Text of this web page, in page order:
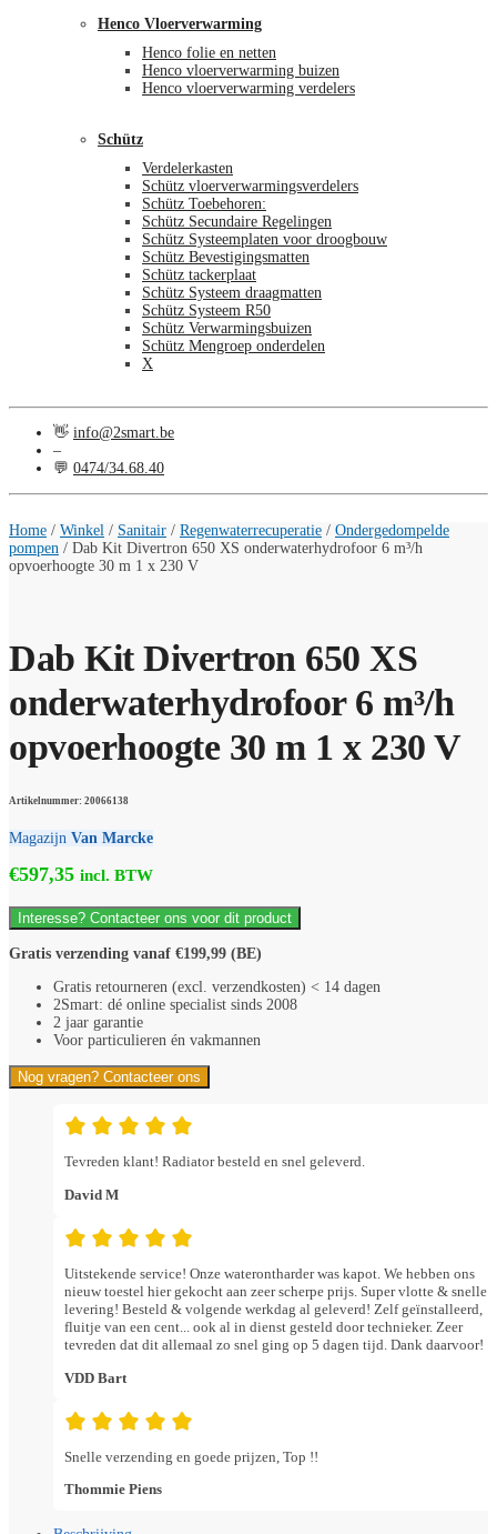
Henco Vloerverwarming
Henco folie en netten
Henco vloerverwarming buizen
Henco vloerverwarming verdelers
Schütz
Verdelerkasten
Schütz vloerverwarmingsverdelers
Schütz Toebehoren:
Schütz Secundaire Regelingen
Schütz Systeemplaten voor droogbouw
Schütz Bevestigingsmatten
Schütz tackerplaat
Schütz Systeem draagmatten
Schütz Systeem R50
Schütz Verwarmingsbuizen
Schütz Mengroep onderdelen
X
👋 info@2smart.be
–
💬 0474/34.68.40
Home / Winkel / Sanitair / Regenwaterrecuperatie / Ondergedompelde
pompen / Dab Kit Divertron 650 XS onderwaterhydrofoor 6 m³/h
opvoerhoogte 30 m 1 x 230 V
Dab Kit Divertron 650 XS
onderwaterhydrofoor 6 m³/h
opvoerhoogte 30 m 1 x 230 V
Artikelnummer: 20066138
Magazijn Van Marcke
€597,35 incl. BTW
Interesse? Contacteer ons voor dit product
Gratis verzending vanaf €199,99 (BE)
Gratis retourneren (excl. verzendkosten) < 14 dagen
2Smart: dé online specialist sinds 2008
2 jaar garantie
Voor particulieren én vakmannen
Nog vragen? Contacteer ons
Tevreden klant! Radiator besteld en snel geleverd.
David M
Uitstekende service! Onze waterontharder was kapot. We hebben ons
nieuw toestel hier gekocht aan zeer scherpe prijs. Super vlotte & snelle
levering! Besteld & volgende werkdag al geleverd! Zelf geïnstalleerd,
fluitje van een cent... ook al in dienst gesteld door technieker. Zeer
tevreden dat dit allemaal zo snel ging op 5 dagen tijd. Dank daarvoor!
VDD Bart
Snelle verzending en goede prijzen, Top !!
Thommie Piens